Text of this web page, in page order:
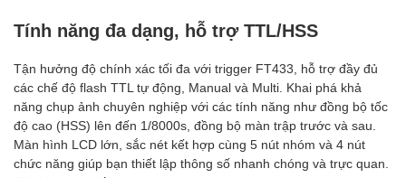
Tính năng đa dạng, hỗ trợ TTL/HSS
Tận hưởng độ chính xác tối đa với trigger FT433, hỗ trợ đầy đủ
các chế độ flash TTL tự động, Manual và Multi. Khai phá khả
năng chụp ảnh chuyên nghiệp với các tính năng như đồng bộ tốc
độ cao (HSS) lên đến 1/8000s, đồng bộ màn trập trước và sau.
Màn hình LCD lớn, sắc nét kết hợp cùng 5 nút nhóm và 4 nút
chức năng giúp bạn thiết lập thông số nhanh chóng và trực quan.